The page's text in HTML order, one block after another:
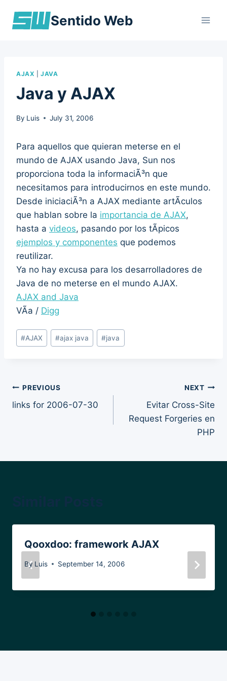
Sentido Web
AJAX |JAVA
Java y AJAX
By Luis July 31, 2006
Para aquellos que quieran meterse en el
mundo de AJAX usando Java, Sun nos
proporciona toda la informaciÃ³n que
necesitamos para introducirnos en este mundo.
Desde iniciaciÃ³n a AJAX mediante artÃ­culos
que hablan sobre la importancia de AJAX,
hasta a videos, pasando por los tÃ­picos
ejemplos y componentes que podemos
reutilizar.
Ya no hay excusa para los desarrolladores de
Java de no meterse en el mundo AJAX.
AJAX and Java
VÃ­a / Digg
Post
Tags:
#AJAX #ajax java #java
Post
navigation
PREVIOUS
links for 2006-07-30
NEXT
Evitar Cross-Site
Request Forgeries en
PHP
Qooxdoo: framework AJAX
By Luis September 14, 2006